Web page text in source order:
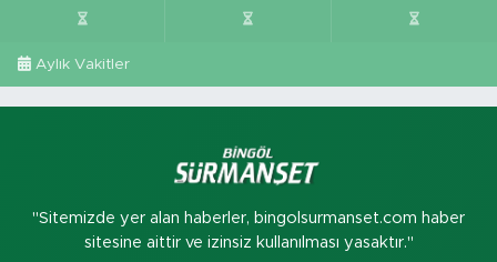
Aylık Vakitler
"Sitemizde yer alan haberler, bingolsurmanset.com haber
sitesine aittir ve izinsiz kullanılması yasaktır."